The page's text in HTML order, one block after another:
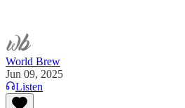
World Brew
Jun 09, 2025
Listen